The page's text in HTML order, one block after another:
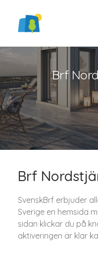
Brf
Brf
SvenskBrf erbjuder
Sverige en hemsida
sidan klickar du på
aktiveringen är klar